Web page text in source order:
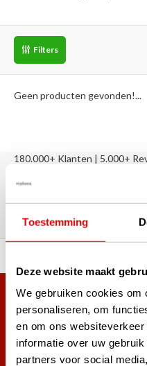
Toestemming
Deze website maakt
We gebruiken cookies om
personaliseren, om
en om ons
informatie over uw
partners voor social
Filters
Geen producten gevonden!...
180.000+ Klanten | 5.000+
Reviews:
woord
Meer dan 38.000
aangemeld.
Word ook lid van de
golf aanbiedingen!